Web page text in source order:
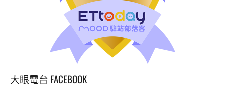
大眼電台 FACEBOOK